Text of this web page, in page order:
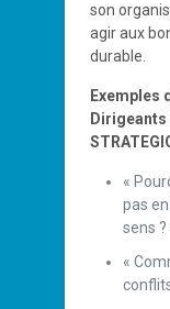
son
agir aux
durable.
Exemples
Dirigeants
«
pas
sens ?
«